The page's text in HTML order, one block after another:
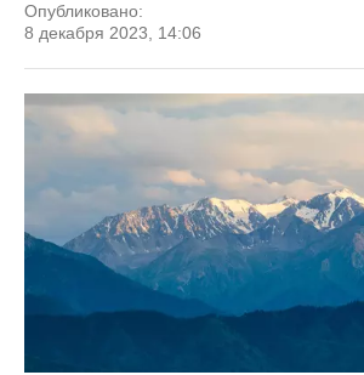
Опубликовано:
8 декабря 2023, 14:06